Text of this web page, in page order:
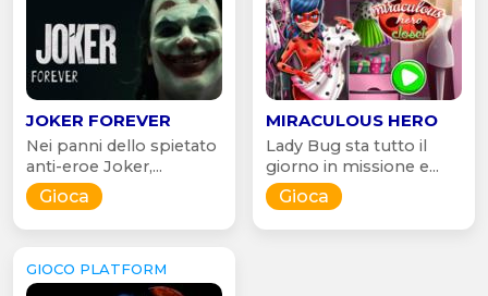
JOKER FOREVER
Nei panni dello spietato
anti-eroe Joker,...
Gioca
MIRACULOUS HERO
Lady Bug sta tutto il
giorno in missione e...
Gioca
GIOCO PLATFORM